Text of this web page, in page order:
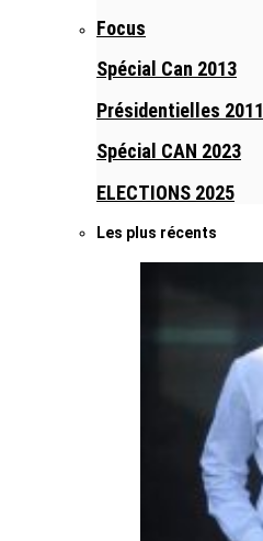
Focus
Spécial Can 2013
Présidentielles 2011
Spécial CAN 2023
ELECTIONS 2025
Les plus récents